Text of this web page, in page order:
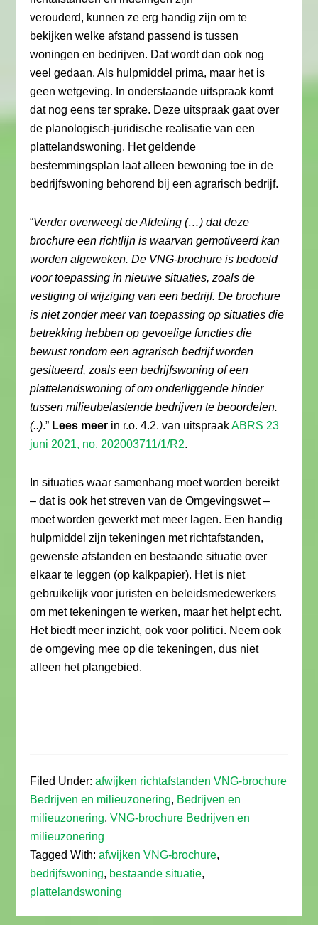
verouderd, kunnen ze erg handig zijn om te
bekijken welke afstand passend is tussen
woningen en bedrijven. Dat wordt dan ook nog
veel gedaan. Als hulpmiddel prima, maar het is
geen wetgeving. In onderstaande uitspraak komt
dat nog eens ter sprake. Deze uitspraak gaat over
de planologisch-juridische realisatie van een
plattelandswoning. Het geldende
bestemmingsplan laat alleen bewoning toe in de
bedrijfswoning behorend bij een agrarisch bedrijf.
“Verder overweegt de Afdeling (…) dat deze
brochure een richtlijn is waarvan gemotiveerd kan
worden afgeweken. De VNG-brochure is bedoeld
voor toepassing in nieuwe situaties, zoals de
vestiging of wijziging van een bedrijf. De brochure
is niet zonder meer van toepassing op situaties die
betrekking hebben op gevoelige functies die
bewust rondom een agrarisch bedrijf worden
gesitueerd, zoals een bedrijfswoning of een
plattelandswoning of om onderliggende hinder
tussen milieubelastende bedrijven te beoordelen.
(..).” Lees meer in r.o. 4.2. van uitspraakABRS 23
juni 2021, no. 202003711/1/R2.
In situaties waar samenhang moet worden bereikt
– dat is ook het streven van de Omgevingswet –
moet worden gewerkt met meer lagen. Een handig
hulpmiddel zijn tekeningen met richtafstanden,
gewenste afstanden en bestaande situatie over
elkaar te leggen (op kalkpapier). Het is niet
gebruikelijk voor juristen en beleidsmedewerkers
om met tekeningen te werken, maar het helpt echt.
Het biedt meer inzicht, ook voor politici. Neem ook
de omgeving mee op die tekeningen, dus niet
alleen het plangebied.
Filed Under:afwijken richtafstanden VNG-brochure
Bedrijven en milieuzonering, Bedrijven en
milieuzonering,VNG-brochure Bedrijven en
milieuzonering
Tagged With:afwijken VNG-brochure,
bedrijfswoning, bestaande situatie,
plattelandswoning